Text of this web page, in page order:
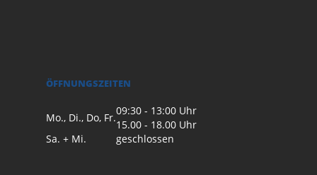
ÖFFNUNGSZEITEN
Mo., Di., Do, Fr.
09:30 - 13:00 Uhr
15.00 - 18.00 Uhr
Sa. + Mi.
geschlossen